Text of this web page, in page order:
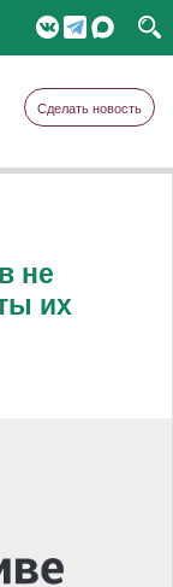
Сделать новость
не
их